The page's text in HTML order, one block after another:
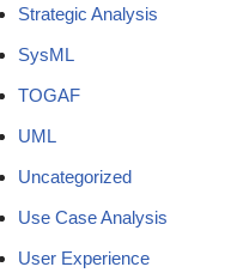
Strategic Analysis
SysML
TOGAF
UML
Uncategorized
Use Case Analysis
User Experience